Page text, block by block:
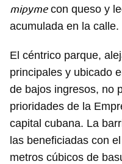
mipymecon queso y
acumulada en la calle.
El céntrico parque,
principales y ubicado
de bajos ingresos, no
prioridades de la
capital cubana. La
las beneficiadas con
metros cúbicos de